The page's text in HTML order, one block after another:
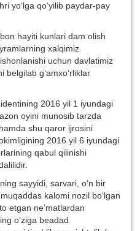
yo‘lga qo‘yilib paydar-pay
hayiti kunlari dam olish
xalqimiz
uchun davlatimiz
g‘amxo‘rliklar
2016 yil 1 iyundagi
oyini munosib tarzda
hamda shu qaror ijrosini
2016 yil 6 iyundagi
qabul qilinishi
sayyidi, sarvari, o‘n bir
kalomi nozil bo‘lgan
etgan ne’matlardan
o‘ziga beadad